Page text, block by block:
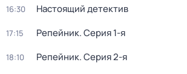
16:30 Настоящий детектив
17:15 Репейник. Серия 1-я
18:10 Репейник. Серия 2-я